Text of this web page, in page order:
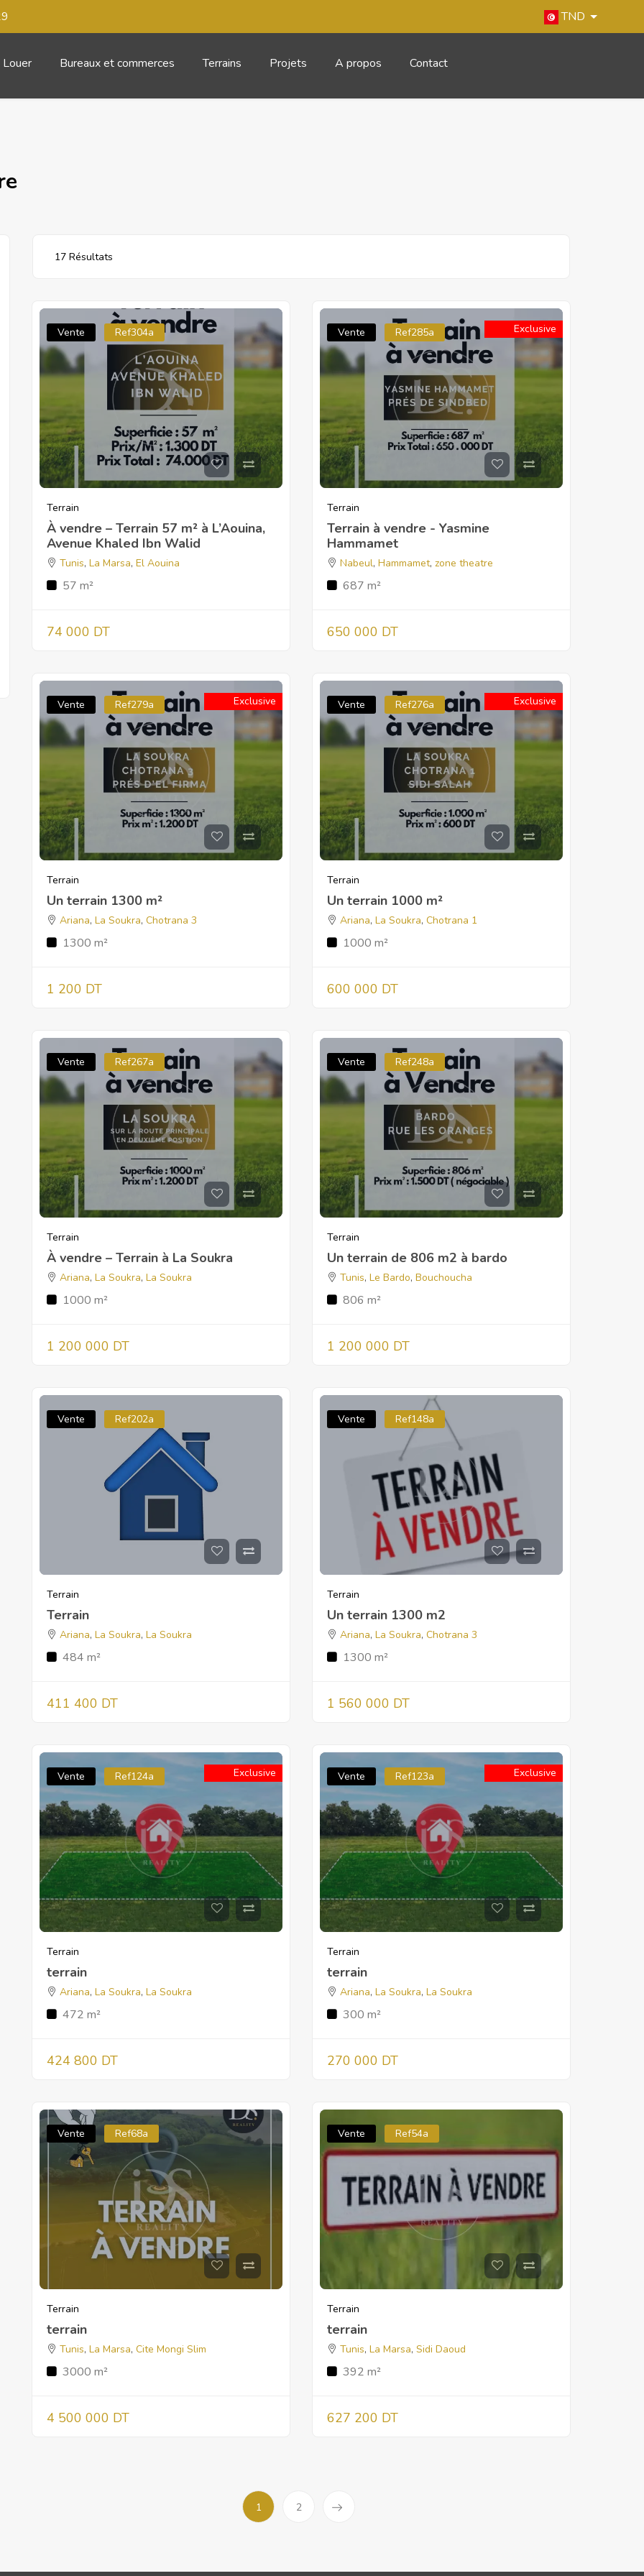
TND
Louer Bureaux et commerces Terrains Projets A propos Contact
17 Résultats
Vente Ref304a
Terrain
À vendre – Terrain 57 m² à L’Aouina,
Avenue Khaled Ibn Walid
Tunis, La Marsa, El Aouina
57 m²
74 000 DT
Vente Ref285a Exclusive
Terrain
Terrain à vendre - Yasmine
Hammamet
Nabeul, Hammamet, zone theatre
687 m²
650 000 DT
Vente Ref279a Exclusive
Terrain
Un terrain 1300 m²
Ariana, La Soukra, Chotrana 3
1300 m²
1 200 DT
Vente Ref276a Exclusive
Terrain
Un terrain 1000 m²
Ariana, La Soukra, Chotrana 1
1000 m²
600 000 DT
Vente Ref267a
Terrain
À vendre – Terrain à La Soukra
Ariana, La Soukra, La Soukra
1000 m²
1 200 000 DT
Vente Ref248a
Terrain
Un terrain de 806 m2 à bardo
Tunis, Le Bardo, Bouchoucha
806 m²
1 200 000 DT
Vente Ref202a
Terrain
Terrain
Ariana, La Soukra, La Soukra
484 m²
411 400 DT
Vente Ref148a
Terrain
Un terrain 1300 m2
Ariana, La Soukra, Chotrana 3
1300 m²
1 560 000 DT
Vente Ref124a Exclusive
Terrain
terrain
Ariana, La Soukra, La Soukra
472 m²
424 800 DT
Vente Ref123a Exclusive
Terrain
terrain
Ariana, La Soukra, La Soukra
300 m²
270 000 DT
Vente Ref68a
Terrain
terrain
Tunis, La Marsa, Cite Mongi Slim
3000 m²
4 500 000 DT
Vente Ref54a
Terrain
terrain
Tunis, La Marsa, Sidi Daoud
392 m²
627 200 DT
1 2